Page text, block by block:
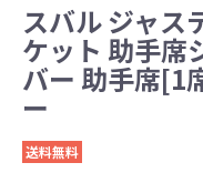
スバル ジャス
ケット 助手席
バー 助手席[1
ー
送料無料